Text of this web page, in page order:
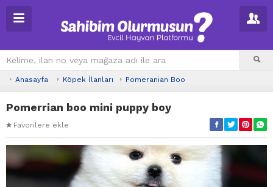
Anasayfa Köpek İlanları Pomeranian Boo
Pomerrian boo mini puppy boy
Favorilere ekle